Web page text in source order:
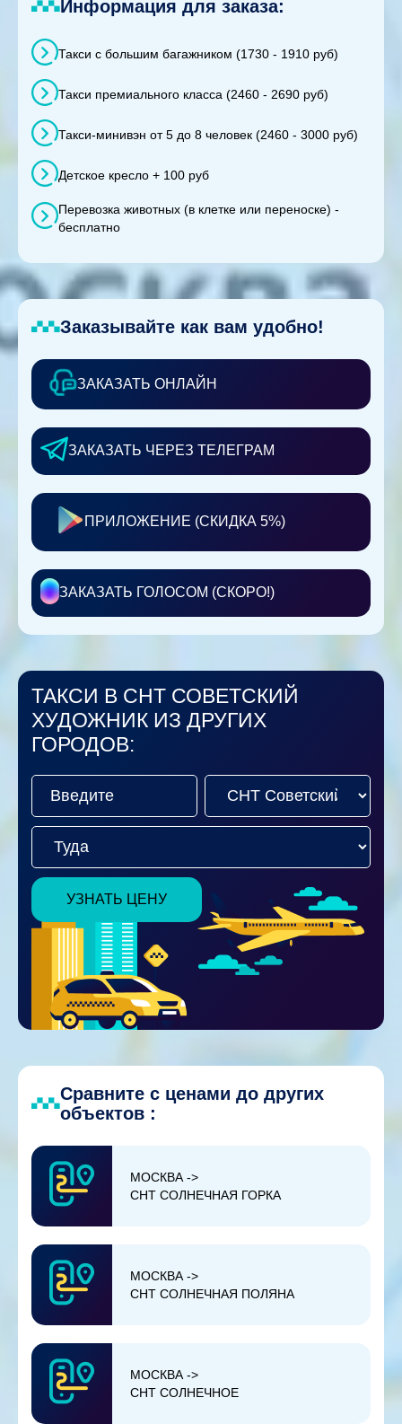
Информация для заказа:
Такси с большим багажником (1730 - 1910 руб)
Такси премиального класса (2460 - 2690 руб)
Такси-минивэн от 5 до 8 человек (2460 - 3000 руб)
Детское кресло + 100 руб
Перевозка животных (в клетке или переноске) -
бесплатно
Заказывайте как вам удобно!
ЗАКАЗАТЬ ОНЛАЙН
ЗАКАЗАТЬ ЧЕРЕЗ ТЕЛЕГРАМ
ПРИЛОЖЕНИЕ (СКИДКА 5%)
ЗАКАЗАТЬ ГОЛОСОМ (СКОРО!)
ТАКСИ В СНТ СОВЕТСКИЙ
ХУДОЖНИК ИЗ ДРУГИХ
ГОРОДОВ:
УЗНАТЬ ЦЕНУ
Сравните с ценами до других
объектов :
МОСКВА ->
СНТ СОЛНЕЧНАЯ ГОРКА
МОСКВА ->
СНТ СОЛНЕЧНАЯ ПОЛЯНА
МОСКВА ->
СНТ СОЛНЕЧНОЕ